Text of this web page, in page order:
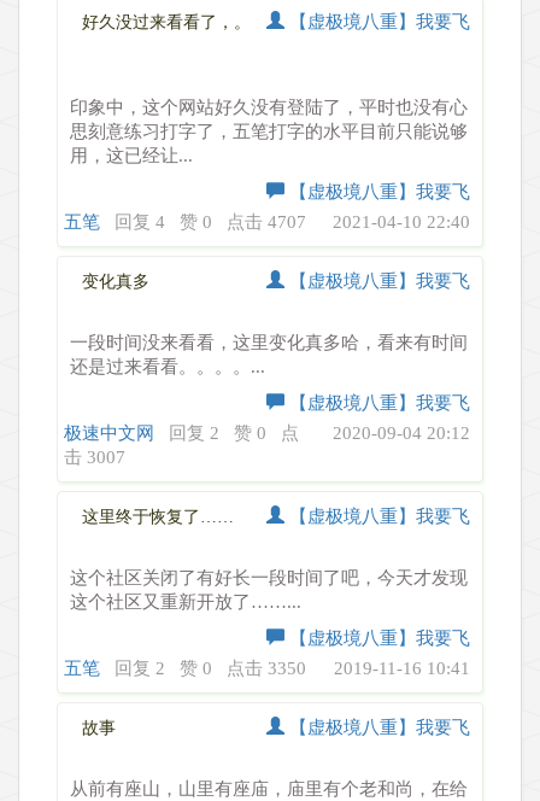
好久没过来看看了，。 【虚极境八重】我要飞
印象中，这个网站好久没有登陆了，平时也没有心
思刻意练习打字了，五笔打字的水平目前只能说够
用，这已经让...
【虚极境八重】我要飞
2021-04-10 22:40
五笔 回复 4 赞 0 点击 4707
变化真多 【虚极境八重】我要飞
一段时间没来看看，这里变化真多哈，看来有时间
还是过来看看。。。。...
【虚极境八重】我要飞
2020-09-04 20:12
极速中文网 回复 2 赞 0
点
击 3007
这里终于恢复了…… 【虚极境八重】我要飞
这个社区关闭了有好长一段时间了吧，今天才发现
这个社区又重新开放了……...
【虚极境八重】我要飞
2019-11-16 10:41
五笔 回复 2 赞 0 点击 3350
故事 【虚极境八重】我要飞
从前有座山，山里有座庙，庙里有个老和尚，在给